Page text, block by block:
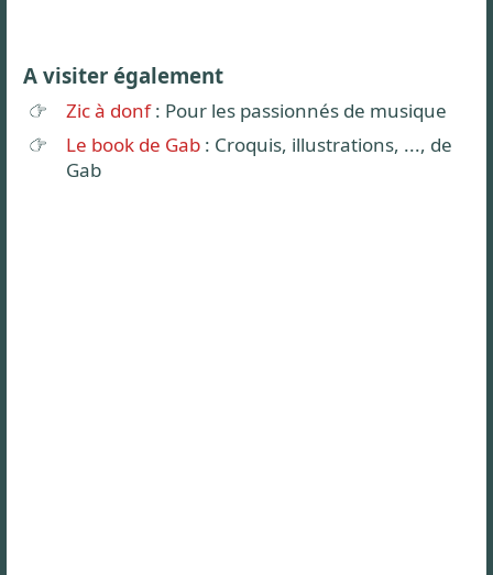
A visiter également
Zic à donf: Pour les passionnés de musique
Le book de Gab : Croquis, illustrations, ..., de
Gab